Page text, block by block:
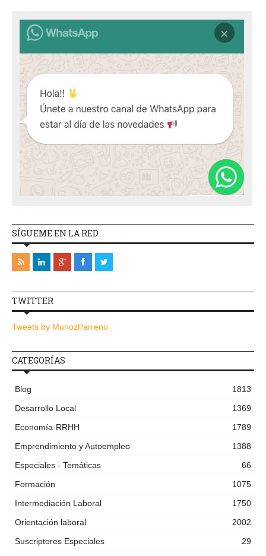
SÍGUEME EN LA RED
TWITTER
Tweets by MunozParreno
CATEGORÍAS
Blog
1813
Desarrollo Local
1369
Economía-RRHH
1789
Emprendimiento y Autoempleo
1388
Especiales - Temáticas
66
Formación
1075
Intermediación Laboral
1750
Orientación laboral
2002
Suscriptores Especiales
29